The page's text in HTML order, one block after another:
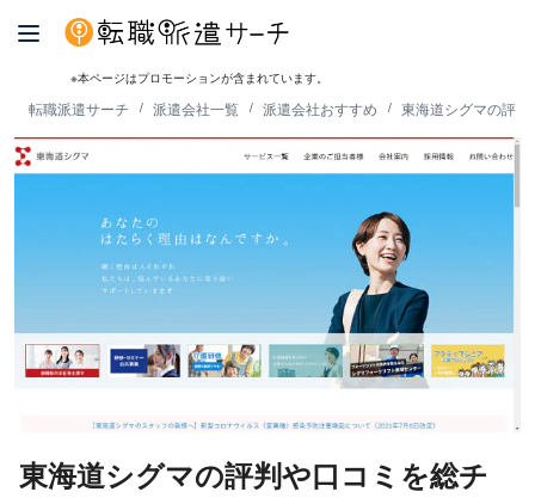
※本ページはプロモーションが含まれています。
転職派遣サーチ 派遣会社一覧 派遣会社おすすめ 東海道シグマの評
東海道シグマの評判や口コミを総チ